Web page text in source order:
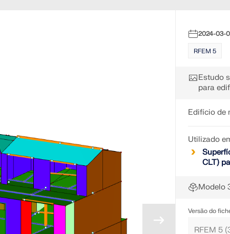
2024-03-
RFEM 5
Estudo
para
Edifício de
Utilizado
CLT)
Modelo
Versão do